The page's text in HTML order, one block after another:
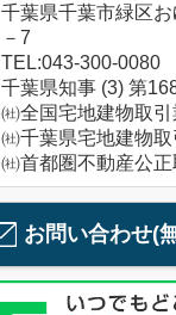
千葉県千葉市緑区お
－7
TEL:043-300-0080
千葉県知事 (3) 第
㈳全国宅地建物取
㈳千葉県宅地建物
㈳首都圏不動産公
お問い合わせ(